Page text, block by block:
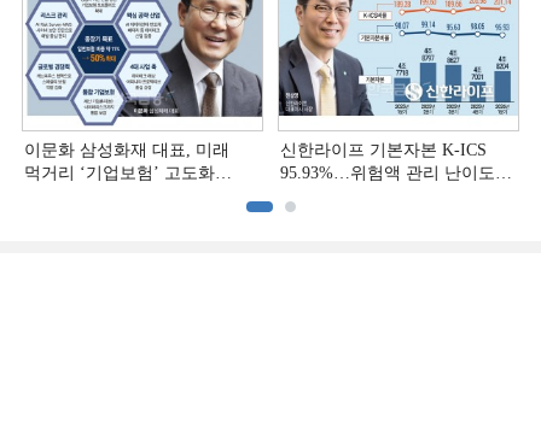
이문화 삼성화재 대표, 미래
먹거리 ‘기업보험’ 고도화
신한라이프 기본자본 K-ICS
95.93%…위험액 관리 난이도